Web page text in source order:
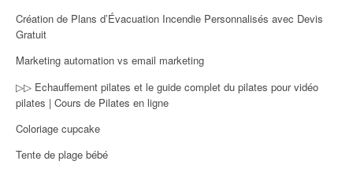
Création de Plans d’Évacuation Incendie Personnalisés avec Devis
Gratuit
Marketing automation vs email marketing
▷▷ Echauffement pilates et le guide complet du pilates pour vidéo
pilates | Cours de Pilates en ligne
Coloriage cupcake
Tente de plage bébé